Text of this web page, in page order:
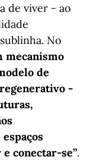
de viver - ao
No
mecanismo
de
-
conectar-se”.